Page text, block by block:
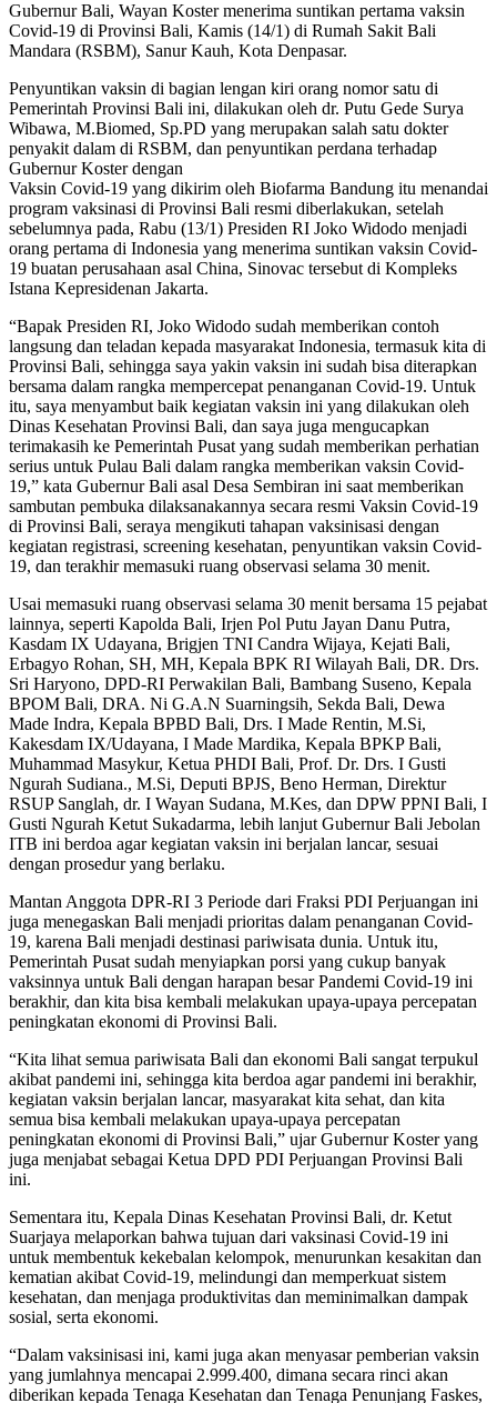
Gubernur Bali, Wayan Koster menerima suntikan pertama vaksin
Covid-19 di Provinsi Bali, Kamis (14/1) di Rumah Sakit Bali
Mandara (RSBM), Sanur Kauh, Kota Denpasar.
Penyuntikan vaksin di bagian lengan kiri orang nomor satu di
Pemerintah Provinsi Bali ini, dilakukan oleh dr. Putu Gede Surya
Wibawa, M.Biomed, Sp.PD yang merupakan salah satu dokter
penyakit dalam di RSBM, dan penyuntikan perdana terhadap
Gubernur Koster dengan
Vaksin Covid-19 yang dikirim oleh Biofarma Bandung itu menandai
program vaksinasi di Provinsi Bali resmi diberlakukan, setelah
sebelumnya pada, Rabu (13/1) Presiden RI Joko Widodo menjadi
orang pertama di Indonesia yang menerima suntikan vaksin Covid-
19 buatan perusahaan asal China, Sinovac tersebut di Kompleks
Istana Kepresidenan Jakarta.
“Bapak Presiden RI, Joko Widodo sudah memberikan contoh
langsung dan teladan kepada masyarakat Indonesia, termasuk kita di
Provinsi Bali, sehingga saya yakin vaksin ini sudah bisa diterapkan
bersama dalam rangka mempercepat penanganan Covid-19. Untuk
itu, saya menyambut baik kegiatan vaksin ini yang dilakukan oleh
Dinas Kesehatan Provinsi Bali, dan saya juga mengucapkan
terimakasih ke Pemerintah Pusat yang sudah memberikan perhatian
serius untuk Pulau Bali dalam rangka memberikan vaksin Covid-
19,” kata Gubernur Bali asal Desa Sembiran ini saat memberikan
sambutan pembuka dilaksanakannya secara resmi Vaksin Covid-19
di Provinsi Bali, seraya mengikuti tahapan vaksinisasi dengan
kegiatan registrasi, screening kesehatan, penyuntikan vaksin Covid-
19, dan terakhir memasuki ruang observasi selama 30 menit.
Usai memasuki ruang observasi selama 30 menit bersama 15 pejabat
lainnya, seperti Kapolda Bali, Irjen Pol Putu Jayan Danu Putra,
Kasdam IX Udayana, Brigjen TNI Candra Wijaya, Kejati Bali,
Erbagyo Rohan, SH, MH, Kepala BPK RI Wilayah Bali, DR. Drs.
Sri Haryono, DPD-RI Perwakilan Bali, Bambang Suseno, Kepala
BPOM Bali, DRA. Ni G.A.N Suarningsih, Sekda Bali, Dewa
Made Indra, Kepala BPBD Bali, Drs. I Made Rentin, M.Si,
Kakesdam IX/Udayana, I Made Mardika, Kepala BPKP Bali,
Muhammad Masykur, Ketua PHDI Bali, Prof. Dr. Drs. I Gusti
Ngurah Sudiana., M.Si, Deputi BPJS, Beno Herman, Direktur
RSUP Sanglah, dr. I Wayan Sudana, M.Kes, dan DPW PPNI Bali, I
Gusti Ngurah Ketut Sukadarma, lebih lanjut Gubernur Bali Jebolan
ITB ini berdoa agar kegiatan vaksin ini berjalan lancar, sesuai
dengan prosedur yang berlaku.
Mantan Anggota DPR-RI 3 Periode dari Fraksi PDI Perjuangan ini
juga menegaskan Bali menjadi prioritas dalam penanganan Covid-
19, karena Bali menjadi destinasi pariwisata dunia. Untuk itu,
Pemerintah Pusat sudah menyiapkan porsi yang cukup banyak
vaksinnya untuk Bali dengan harapan besar Pandemi Covid-19 ini
berakhir, dan kita bisa kembali melakukan upaya-upaya percepatan
peningkatan ekonomi di Provinsi Bali.
“Kita lihat semua pariwisata Bali dan ekonomi Bali sangat terpukul
akibat pandemi ini, sehingga kita berdoa agar pandemi ini berakhir,
kegiatan vaksin berjalan lancar, masyarakat kita sehat, dan kita
semua bisa kembali melakukan upaya-upaya percepatan
peningkatan ekonomi di Provinsi Bali,” ujar Gubernur Koster yang
juga menjabat sebagai Ketua DPD PDI Perjuangan Provinsi Bali
ini.
Sementara itu, Kepala Dinas Kesehatan Provinsi Bali, dr. Ketut
Suarjaya melaporkan bahwa tujuan dari vaksinasi Covid-19 ini
untuk membentuk kekebalan kelompok, menurunkan kesakitan dan
kematian akibat Covid-19, melindungi dan memperkuat sistem
kesehatan, dan menjaga produktivitas dan meminimalkan dampak
sosial, serta ekonomi.
“Dalam vaksinisasi ini, kami juga akan menyasar pemberian vaksin
yang jumlahnya mencapai 2.999.400, dimana secara rinci akan
diberikan kepada Tenaga Kesehatan dan Tenaga Penunjang Faskes,